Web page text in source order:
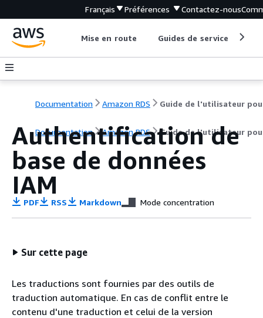
Français Préférences Contactez-nous
Mise en route Guides de service
Documentation Amazon RDS
Documentation Amazon RDS Guide de l'utilisateur
Authentification de
base de données
IAM
PDF RSS Markdown Mode concentration
Sur cette page
Les traductions sont fournies par des outils de
traduction automatique. En cas de conflit entre le
contenu d'une traduction et celui de la version